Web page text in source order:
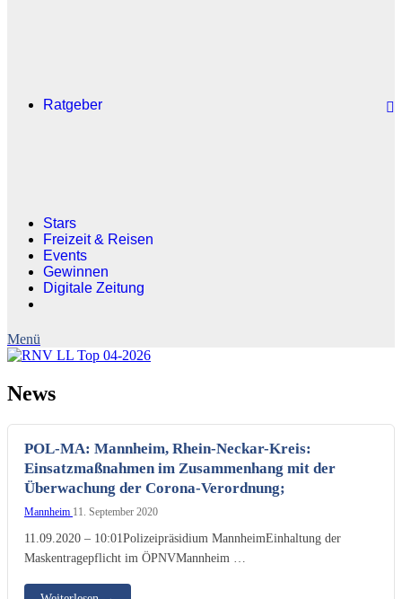
Ratgeber
Stars
Freizeit & Reisen
Events
Gewinnen
Digitale Zeitung
News
POL-MA: Mannheim, Rhein-Neckar-Kreis:
Einsatzmaßnahmen im Zusammenhang mit der
Überwachung der Corona-Verordnung;
Mannheim 11. September 2020
11.09.2020 – 10:01Polizeipräsidium MannheimEinhaltung der
Maskentragepflicht im ÖPNVMannheim …